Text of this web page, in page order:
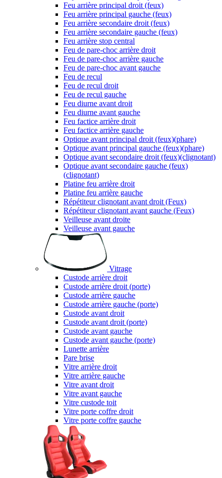
Feu arrière principal droit (feux)
Feu arrière principal gauche (feux)
Feu arrière secondaire droit (feux)
Feu arrière secondaire gauche (feux)
Feu arrière stop central
Feu de pare-choc arrière droit
Feu de pare-choc arrière gauche
Feu de pare-choc avant gauche
Feu de recul
Feu de recul droit
Feu de recul gauche
Feu diurne avant droit
Feu diurne avant gauche
Feu factice arrière droit
Feu factice arrière gauche
Optique avant principal droit (feux)(phare)
Optique avant principal gauche (feux)(phare)
Optique avant secondaire droit (feux)(clignotant)
Optique avant secondaire gauche (feux)
(clignotant)
Platine feu arrière droit
Platine feu arrière gauche
Répétiteur clignotant avant droit (Feux)
Répétiteur clignotant avant gauche (Feux)
Veilleuse avant droite
Veilleuse avant gauche
Vitrage
Custode arrière droit
Custode arrière droit (porte)
Custode arrière gauche
Custode arrière gauche (porte)
Custode avant droit
Custode avant droit (porte)
Custode avant gauche
Custode avant gauche (porte)
Lunette arrière
Pare brise
Vitre arrière droit
Vitre arrière gauche
Vitre avant droit
Vitre avant gauche
Vitre custode toit
Vitre porte coffre droit
Vitre porte coffre gauche